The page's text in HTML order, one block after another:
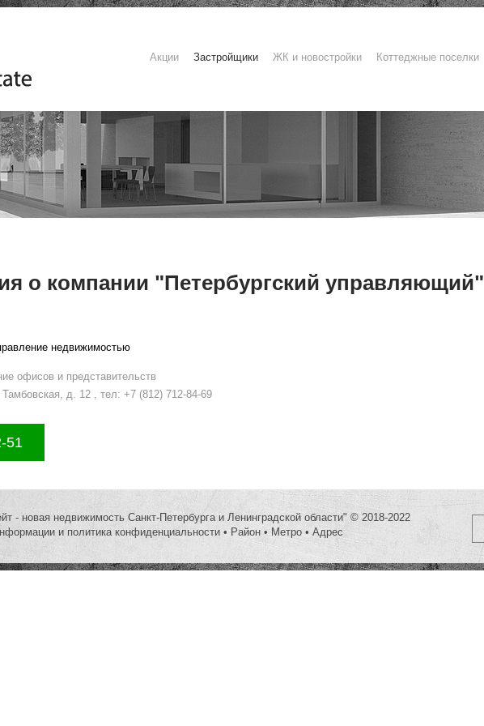
Акции Застройщики ЖК и новостройки Коттеджные поселки
о компании "Петербургский управляющий"
недвижимостью
офисов и представительств
Тамбовская, д. 12 , тел: +7 (812) 712-84-69
51
- новая недвижимость Санкт-Петербурга и Ленинградской области" © 2018-2022
и политика конфиденциальности • Район • Метро • Адрес